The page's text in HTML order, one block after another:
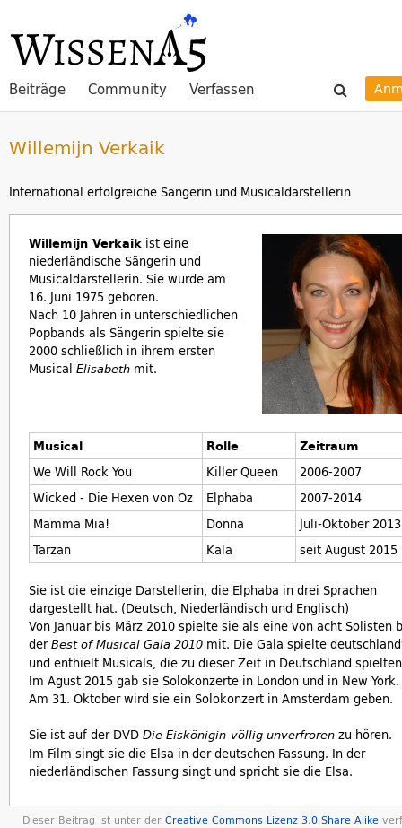
Beiträge Community Verfassen
Willemijn Verkaik
International erfolgreiche Sängerin und Musicaldarstellerin
Willemijn Verkaik ist eine
niederländische Sängerin und
Musicaldarstellerin. Sie wurde am
16. Juni 1975 geboren.
Nach 10 Jahren in unterschiedlichen
Popbands als Sängerin spielte sie
2000 schließlich in ihrem ersten
Musical Elisabeth mit.
Musical Rolle
Zeitraum
We Will Rock You
Killer Queen
2006-2007
Wicked - Die Hexen von Oz
Elphaba
2007-2014
Mamma Mia!
Donna
Juli-Oktober 2013
Tarzan
Kala seit August 2015
Sie ist die einzige Darstellerin, die Elphaba in drei Sprachen
dargestellt hat. (Deutsch, Niederländisch und Englisch)
Von Januar bis März 2010 spielte sie als eine von acht Solisten
derBest of Musical Gala 2010 mit. Die Gala spielte
und enthielt Musicals, die zu dieser Zeit in Deutschland
Im Agust 2015 gab sie Solokonzerte in London und in New York.
Am 31. Oktober wird sie ein Solokonzert in Amsterdam geben.
Sie ist auf der DVD Die Eiskönigin-völlig unverfroren zu hören.
Im Film singt sie die Elsa in der deutschen Fassung. In der
niederländischen Fassung singt und spricht sie die Elsa.
Dieser Beitrag ist unter der Creative Commons Lizenz 3.0 Share Alike